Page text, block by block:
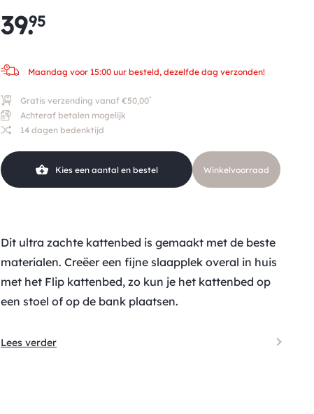
39.95
Maandag voor 15:00 uur besteld, dezelfde dag verzonden!
Gratis verzending vanaf €50,00*
Achteraf betalen mogelijk
14 dagen bedenktijd
Kies een aantal en bestel Winkelvoorraad
Dit ultra zachte kattenbed is gemaakt met de beste
materialen. Creëer een fijne slaapplek overal in huis
met het Flip kattenbed, zo kun je het kattenbed op
een stoel of op de bank plaatsen.
Lees verder